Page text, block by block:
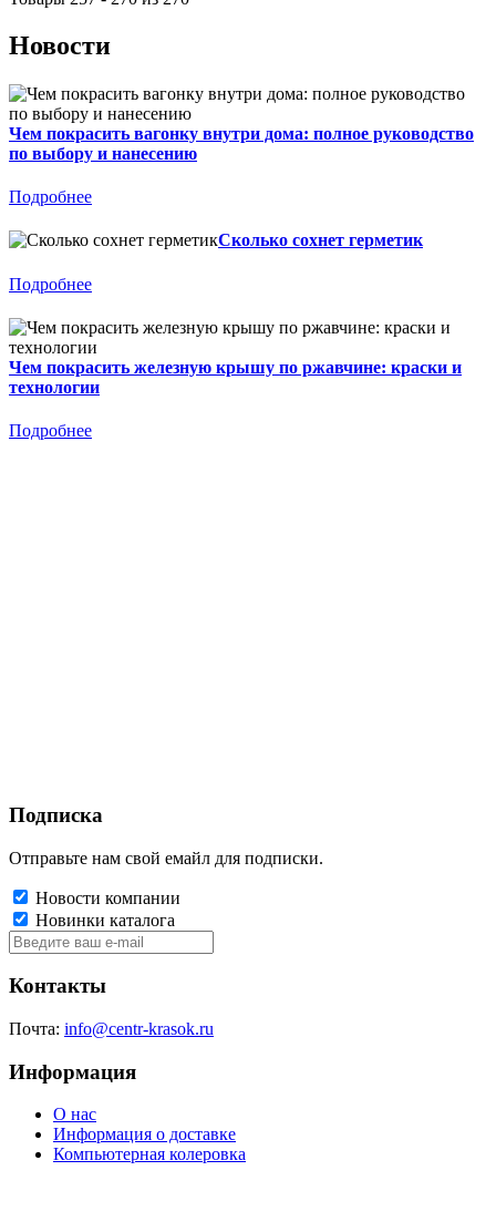
Новости
Чем покрасить вагонку внутри дома: полное руководство
по выбору и нанесению
Подробнее
Сколько сохнет герметик
Подробнее
Чем покрасить железную крышу по ржавчине: краски и
технологии
Подробнее
Подписка
Отправьте нам свой емайл для подписки.
Новости компании
Новинки каталога
Контакты
Почта: info@centr-krasok.ru
Информация
О нас
Информация о доставке
Компьютерная колеровка